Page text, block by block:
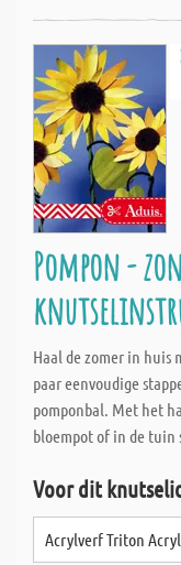
Pompon -
Haal de zomer in huis
paar eenvoudige
pomponbal. Met het
bloempot of in de tuin
Voor dit
Acrylverf Triton